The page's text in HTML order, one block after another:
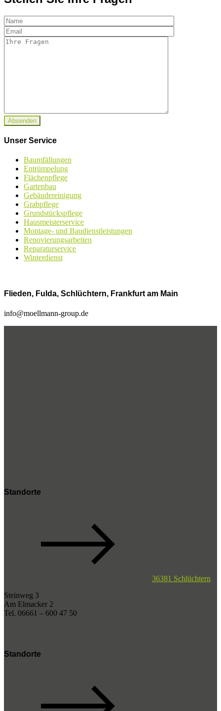
Unser Service
Baumfällungen
Entrümpelung
Flächenpflege
Gartenbau
Gebäudereinigung
Grabpflege
Grundstückspflege
Hausmeisterservice
Montage- und Baudienstleistungen
Renovierungsarbeiten
Reparaturservice
Winterdienst
Flieden, Fulda, Schlüchtern, Frankfurt am Main
info@moellmann-group.de
Standorte
36381 Schlüchtern
Steinweg 3
Am Elmacker 2
Tel. 06661 – 600 47 50
Standorte